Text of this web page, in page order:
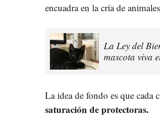
encuadra en la cría de
La Ley del
mascota viva
La idea de fondo es que cada
saturación de protectoras.